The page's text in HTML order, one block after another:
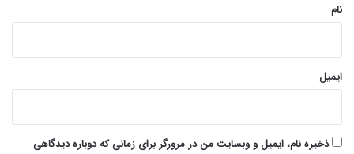
نام
ایمیل
ذخیره نام، ایمیل و وبسایت من در مرورگر برای زمانی که دوباره دیدگاهی